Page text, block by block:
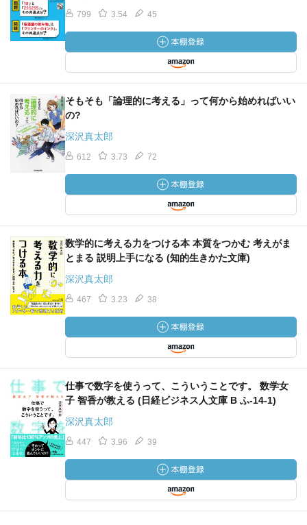
799 3.54 45
そもそも「論理的に考える」って何から始めればいい
の?
深沢真太郎
612 3.73 72
数学的に考える力をつける本 本質をつかむ 考えがま
とまる 説明上手になる (知的生きかた文庫)
深沢真太郎
467 3.23 38
仕事で数字を使うって、こういうことです。 数学女
子 智香が教える (日経ビジネス人文庫 B ふ-14-1)
深沢真太郎
447 3.96 39